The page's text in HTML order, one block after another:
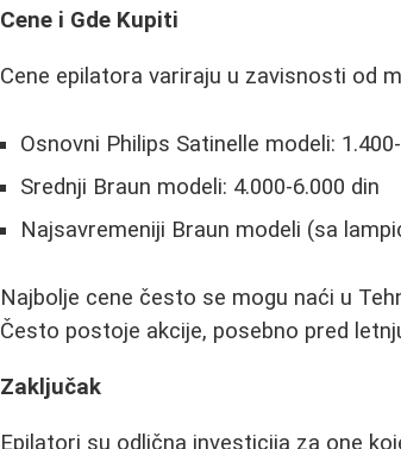
Cene i Gde Kupiti
Cene epilatora variraju u zavisnosti od
Osnovni Philips Satinelle modeli:
Srednji Braun modeli: 4.000-6.000 din
Najsavremeniji Braun modeli (sa
Najbolje cene često se mogu naći u
Često postoje akcije, posebno pred
Zaključak
Epilatori su odlična investicija za one